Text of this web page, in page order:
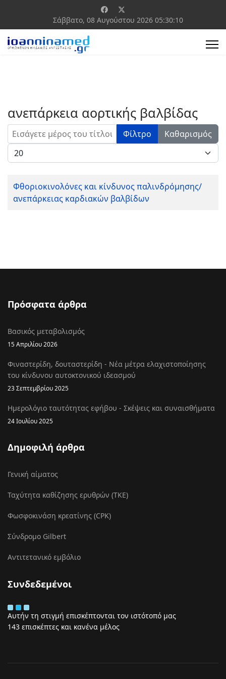
Σάββατο, 08 Αυγούστου 2026 05:30:10
ανεπάρκεια αορτικής βαλβίδας
Εισάγετε μέρος του τίτλου. Φίλτρο
Καθαρισμός
Εμφάνιση #
Φθοριοκινολόνες και κίνδυνος παλινδρόμησης/
ανεπάρκειας καρδιακών βαλβίδων
Πρόσφατα άρθρα
Βασικός μεταβολισμός
15 Απριλίου 2026
Φιναστερίδη, δουταστερίδη - Νέα μέτρα ελαχιστοποίησης
του κίνδυνου αυτοκτονικού ιδεασμού
23 Σεπτεμβρίου 2025
Ημερολόγιο ταυτότητας εφήβου - Σκέψεις και συναισθήματα
24 Ιουλίου 2025
Δημοφιλή άρθρα
Γενική αίματος
Ταχύτητα καθίζησης ερυθρών (ΤΚΕ)
Φωσφοκινάση κρεατίνης (CPK)
Σύνδρομο Gilbert
Αντιτετανικό εμβόλιο
Συνδεδεμένοι
Αυτήν τη στιγμή επισκέπτονται τον ιστότοπό μας
143 επισκέπτες και κανένα μέλος